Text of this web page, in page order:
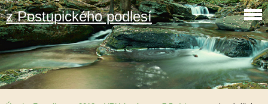
z Postupického podlesí